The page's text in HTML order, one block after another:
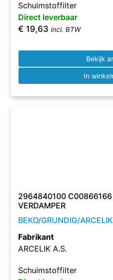
Schuimstoffilter
Direct leverbaar
€ 19,63 incl. BTW
Bekijk
In
2964840100 C00866166
VERDAMPER
BEKO/GRUNDIG/ARCELIK
Fabrikant
ARCELIK A.S.
Schuimstoffilter